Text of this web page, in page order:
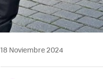
18 Noviembre 2024